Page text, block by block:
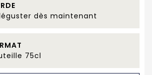
dès maintenant
75cl